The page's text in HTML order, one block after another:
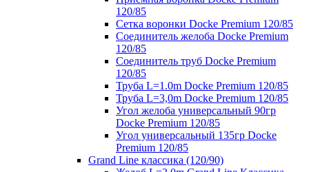
120/85
Сетка воронки Docke Premium 120/85
Соединитель желоба Docke Premium
120/85
Соединитель труб Docke Premium
120/85
Труба L=1.0m Docke Premium 120/85
Труба L=3,0m Docke Premium 120/85
Угол желоба универсальный 90гр
Docke Premium 120/85
Угол универсальный 135гр Docke
Premium 120/85
Grand Line классика (120/90)